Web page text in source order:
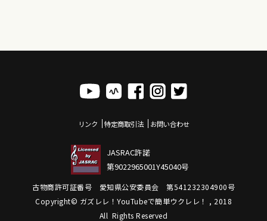
リンク 特定商取引法 お問い合わせ
JASRAC許諾
第9022965001Y45040号
古物商許可証番号 愛知県公安委員会 第541232304900号
Copyright© ガズレレ！YouTubeで簡単ウクレレ！ , 2018
All Rights Reserved